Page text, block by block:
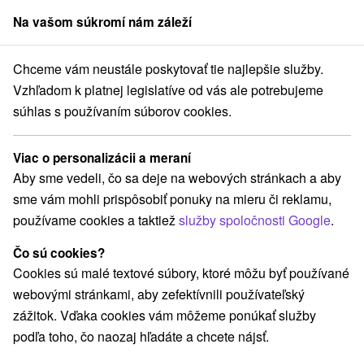
člen skupinySorger
kraj Číž Kúpele Číž Senior wellness & liečba 60+
Senior wellness & liečba 60+
Kúpele Číž
Vybrať termín
Navigovať do miesta
8,5 Vynikajúce·186 recenzií
Na vašom súkromí nám záleží
Chceme vám neustále poskytovať tie najlepšie služby.
Vzhľadom k platnej legislatíve od vás ale potrebujeme
súhlas s používaním súborov cookies.
Viac o personalizácii a meraní
Aby sme vedeli, čo sa deje na webových stránkach a aby
sme vám mohli prispôsobiť ponuky na mieru či reklamu,
používame cookies a taktiežslužby spoločnosti Google.
Čo sú cookies?
Cookies sú malé textové súbory, ktoré môžu byť používané
webovými stránkami, aby zefektívnili používateľský
zážitok. Vďaka cookies vám môžeme ponúkať služby
podľa toho, čo naozaj hľadáte a chcete nájsť.